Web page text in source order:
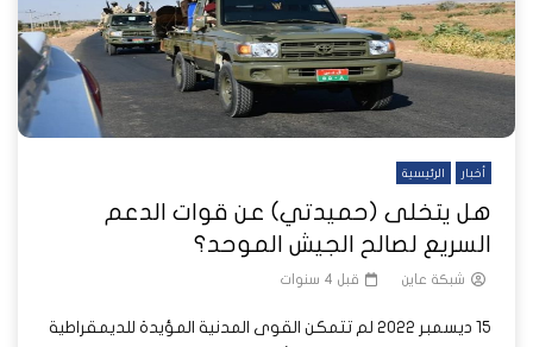
أخبار الرئيسية
هل يتخلى (حميدتي) عن قوات الدعم
السريع لصالح الجيش الموحد؟
شبكة عاين قبل 4 سنوات
15 ديسمبر 2022 لم تتمكن القوى المدنية المؤيدة للديمقراطية